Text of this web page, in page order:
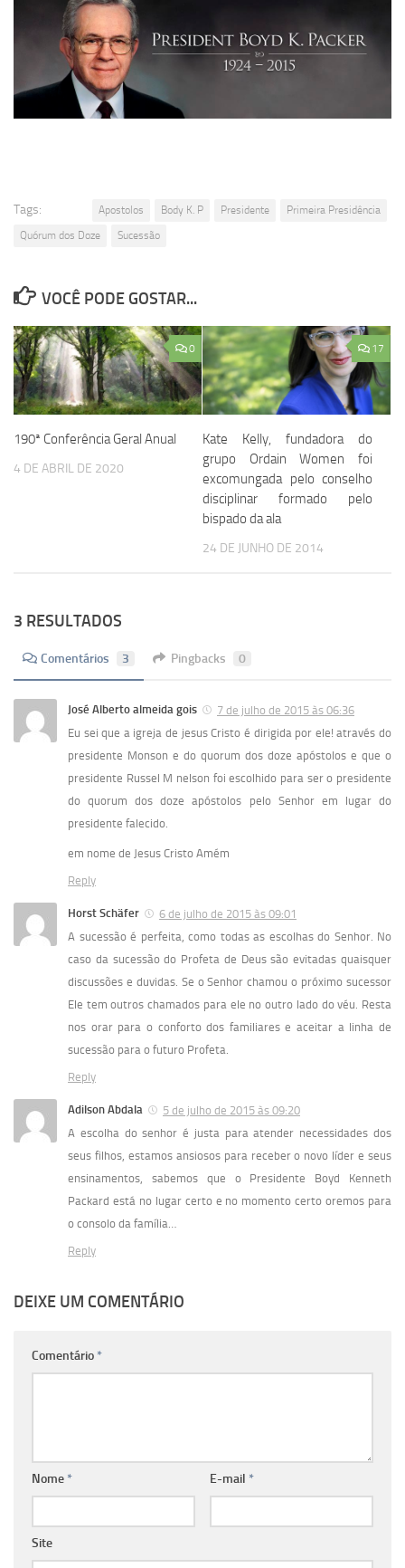
Tags: Apostolos Body K. P Presidente
Primeira Presidência
Quórum dos Doze
Sucessão
VOCÊ PODE GOSTAR...
0
190ª Conferência Geral Anual
4 DE ABRIL DE 2020
17
Kate Kelly, fundadora do
grupo Ordain Women foi
excomungada pelo conselho
disciplinar formado pelo
bispado da ala
24 DE JUNHO DE 2014
3 RESULTADOS
Comentários 3 Pingbacks 0
José Alberto almeida gois
7 de julho de 2015 às 06:36
Eu sei que a igreja de jesus Cristo é dirigida por ele! através do
presidente Monson e do quorum dos doze apóstolos e que o
presidente Russel M nelson foi escolhido para ser o presidente
do quorum dos doze apóstolos pelo Senhor em lugar do
presidente falecido.
em nome de Jesus Cristo Amém
Reply
Horst Schäfer
6 de julho de 2015 às 09:01
A sucessão é perfeita, como todas as escolhas do Senhor. No
caso da sucessão do Profeta de Deus são evitadas quaisquer
discussões e duvidas. Se o Senhor chamou o próximo sucessor
Ele tem outros chamados para ele no outro lado do véu. Resta
nos orar para o conforto dos familiares e aceitar a linha de
sucessão para o futuro Profeta.
Reply
Adilson Abdala
5 de julho de 2015 às 09:20
A escolha do senhor é justa para atender necessidades dos
seus filhos, estamos ansiosos para receber o novo líder e seus
ensinamentos, sabemos que o Presidente Boyd Kenneth
Packard está no lugar certo e no momento certo oremos para
o consolo da família…
Reply
DEIXE UM COMENTÁRIO
Comentário *
Nome * E-mail *
Site